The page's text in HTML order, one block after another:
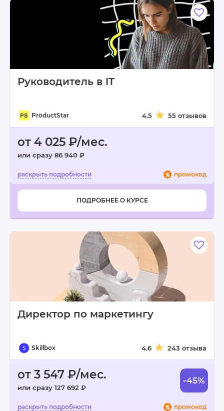
Руководитель в IT
ProductStar 4.5 55 отзывов
от 4 025 ₽/мес.
или сразу 86 940 ₽
промокод
ПОДРОБНЕЕ О КУРСЕ
Директор по маркетингу
Skillbox 4.6 243 отзыва
от 3 547 ₽/мес.
или сразу 127 692 ₽
-45%
промокод